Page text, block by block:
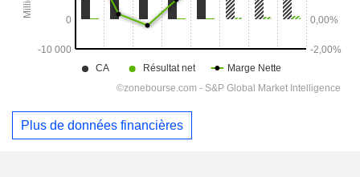
Plus de données financières